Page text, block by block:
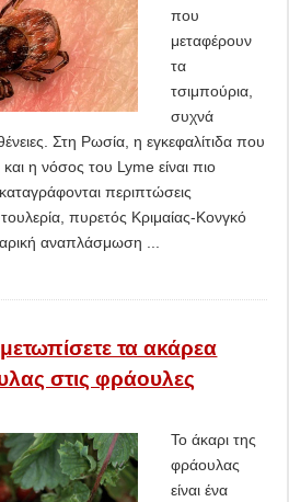
που
μεταφέρουν
τα
τσιμπούρια,
συχνά
Στη Ρωσία, η εγκεφαλίτιδα που
η νόσος του Lyme είναι πιο
περιπτώσεις
πυρετός Κριμαίας-Κονγκό
αναπλάσμωση ...
τα ακάρεα
στις φράουλες
Το άκαρι της
φράουλας
είναι ένα